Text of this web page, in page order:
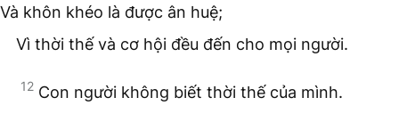
Và khôn khéo là được ân huệ;
Vì thời thế và cơ hội đều đến cho mọi người.
12 Con người không biết thời thế của mình.